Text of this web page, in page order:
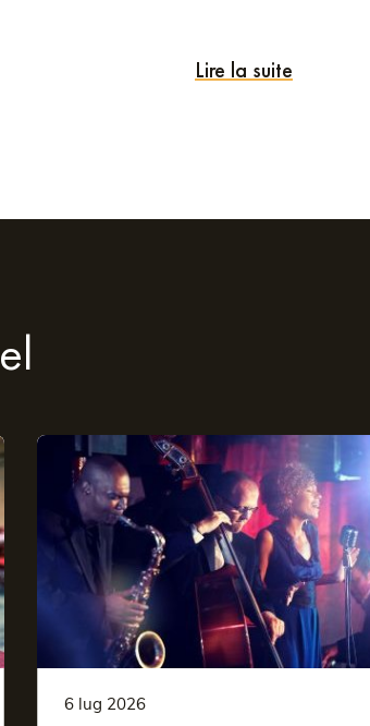
pensati per offrire uno spazio abitativo
alcuni dei pregi che renderanno la tua
cucina completamente attrezzata, perfetta
connesso/a per lavoro, svago o per parlare
Festa delle luci
a Lione. Ogni anno a dicembre la città si
artistiche uniche e divertiti grazie
più importanti della città:
mondiale dell'UNESCO, è un dedalo
Lire la suite
6 lug 2026